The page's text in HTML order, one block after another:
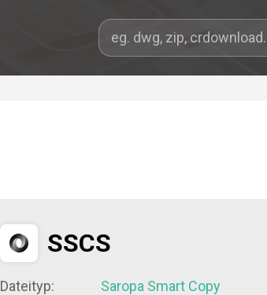
SSCS
Dateityp:
Saropa Smart Copy